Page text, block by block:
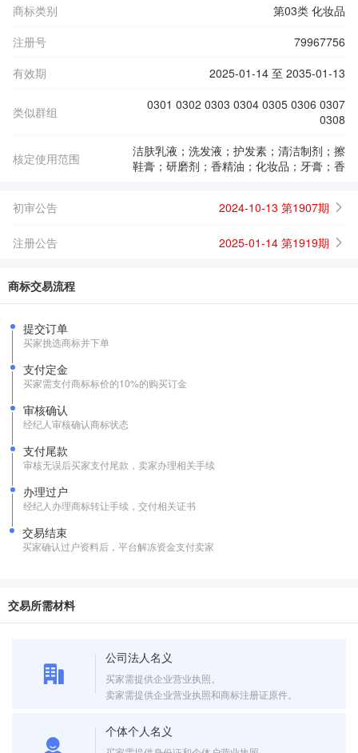
商标类别
第03类 化妆品
注册号
79967756
有效期
2025-01-14 至 2035-01-13
类似群组
0301 0302 0303 0304 0305 0306 0307
0308
核定使用范围
洁肤乳液；洗发液；护发素；清洁制剂；擦
鞋膏；研磨剂；香精油；化妆品；牙膏；香
初审公告 2024-10-13 第1907期
注册公告 2025-01-14 第1919期
商标交易流程
提交订单
买家挑选商标并下单
支付定金
买家需支付商标标价的10%的购买订金
审核确认
经纪人审核确认商标状态
支付尾款
审核无误后买家支付尾款，卖家办理相关手续
办理过户
经纪人办理商标转让手续，交付相关证书
交易结束
买家确认过户资料后，平台解冻资金支付卖家
交易所需材料
公司法人名义
买家需提供企业营业执照。
卖家需提供企业营业执照和商标注册证原件。
个体个人名义